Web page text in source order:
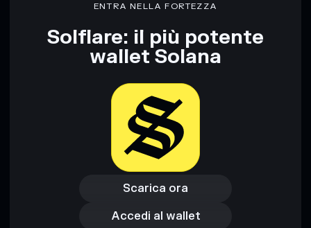
ENTRA NELLA FORTEZZA
Solflare: il più potente
wallet Solana
Scarica ora
Scarica ora
Accedi al wallet
Accedi al wallet